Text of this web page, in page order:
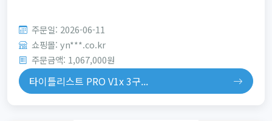
주문일: 2026-06-11
쇼핑몰: yn***.co.kr
주문금액: 1,067,000원
타이틀리스트 PRO V1x 3구...